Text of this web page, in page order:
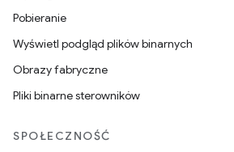
Pobieranie
Wyświetl podgląd plików binarnych
Obrazy fabryczne
Pliki binarne sterowników
SPOŁECZNOŚĆ